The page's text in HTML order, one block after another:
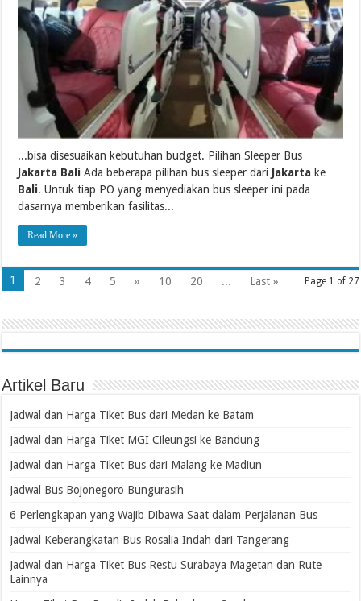
...bisa disesuaikan kebutuhan budget. Pilihan Sleeper Bus
Jakarta Bali Ada beberapa pilihan bus sleeper dari Jakarta ke
Bali. Untuk tiap PO yang menyediakan bus sleeper ini pada
dasarnya memberikan fasilitas...
Read More »
Page 1 of 27
1 2 3 4 5 » 10 20 ... Last »
Artikel Baru
Jadwal dan Harga Tiket Bus dari Medan ke Batam
Jadwal dan Harga Tiket MGI Cileungsi ke Bandung
Jadwal dan Harga Tiket Bus dari Malang ke Madiun
Jadwal Bus Bojonegoro Bungurasih
6 Perlengkapan yang Wajib Dibawa Saat dalam Perjalanan Bus
Jadwal Keberangkatan Bus Rosalia Indah dari Tangerang
Jadwal dan Harga Tiket Bus Restu Surabaya Magetan dan Rute
Lainnya